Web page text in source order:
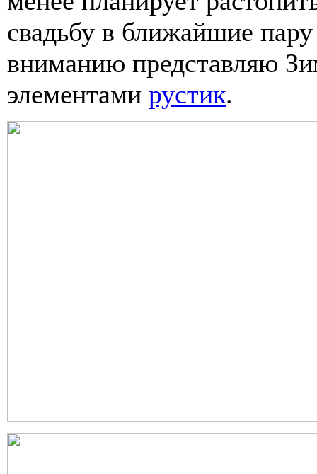
свадьбу в ближайшие
вниманию представляю
элементами рустик.